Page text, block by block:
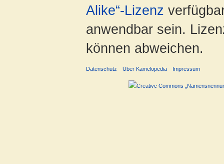
Alike“-Lizenz
anwendbar sein.
können abweichen.
Datenschutz Über Kamelopedia Impressum